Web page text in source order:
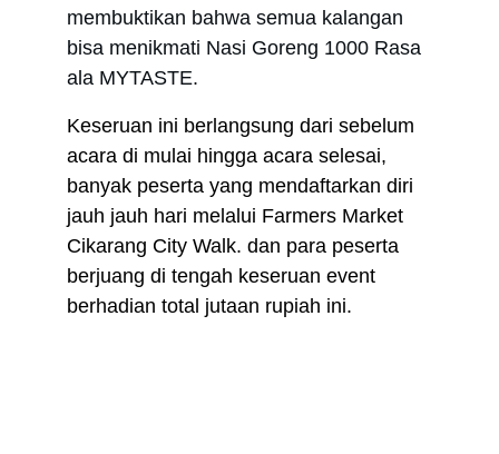
membuktikan bahwa semua kalangan
bisa menikmati Nasi Goreng 1000 Rasa
ala MYTASTE.
Keseruan ini berlangsung dari sebelum
acara di mulai hingga acara selesai,
banyak peserta yang mendaftarkan diri
jauh jauh hari melalui Farmers Market
Cikarang City Walk. dan para peserta
berjuang di tengah keseruan event
berhadian total jutaan rupiah ini.